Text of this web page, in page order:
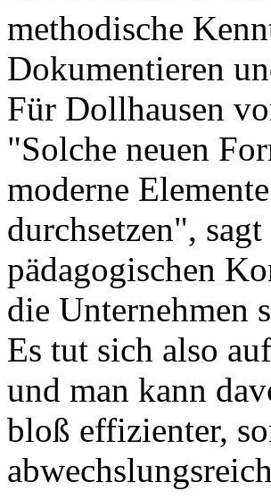
methodische
Dokumentieren
Für Dollhausen
"Solche neuen
moderne
durchsetzen",
pädagogischen
die Unternehmen
Es tut sich also
und man kann
bloß effizienter,